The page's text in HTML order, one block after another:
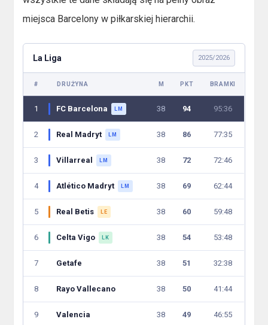
miejsca Barcelony w piłkarskiej hierarchii.
La Liga 2025/2026
# DRUŻYNA M PKT BRAMKI
1 FC Barcelona LM 38 94 95:36
2 Real Madryt LM 38 86 77:35
3 Villarreal LM 38 72 72:46
4 Atlético Madryt LM 38 69 62:44
5 Real Betis LE 38 60 59:48
6 Celta Vigo LK 38 54 53:48
7 Getafe 38 51 32:38
8 Rayo Vallecano 38 50 41:44
9 Valencia 38 49 46:55